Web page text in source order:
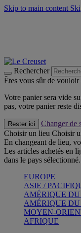
Skip to main content
Rechercher
Êtes vous sûr de vouloir
Votre panier sera vide
pas, votre panier reste
Rester ici
Changer de
Choisir un lieu Choisir
En changeant de lieu,
Les articles achetés en
dans le pays sélectionné.
EUROPE
ASIE /
AMÉRIQUE
AMÉRIQUE DU
MOYEN-
AFRIQUE